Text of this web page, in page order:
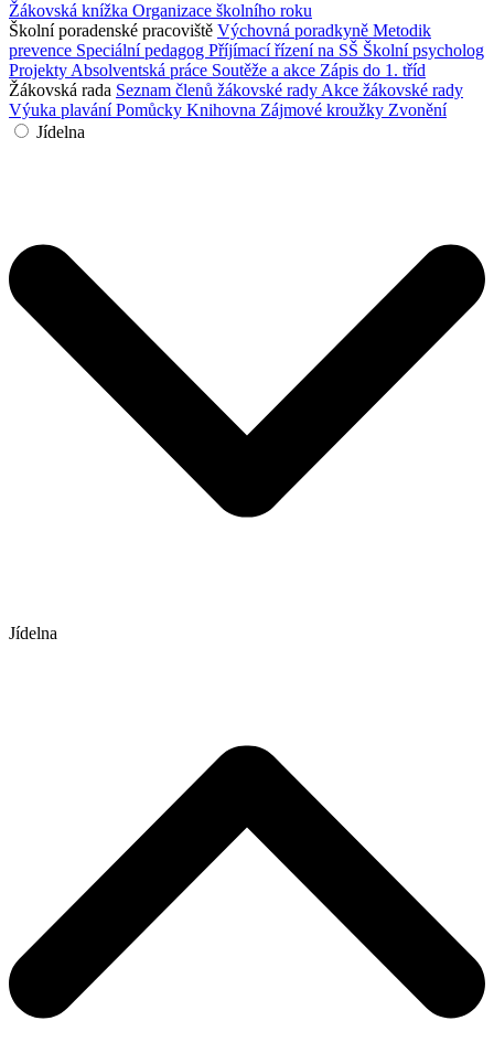
Žákovská knížka Organizace školního roku
Školní poradenské pracoviště Výchovná poradkyně Metodik
prevence Speciální pedagog Příjímací řízení na SŠ Školní psycholog
Projekty Absolventská práce Soutěže a akce Zápis do 1. tříd
Žákovská rada Seznam členů žákovské rady Akce žákovské rady
Výuka plaváníPomůcky Knihovna Zájmové kroužky Zvonění
Jídelna
Jídelna